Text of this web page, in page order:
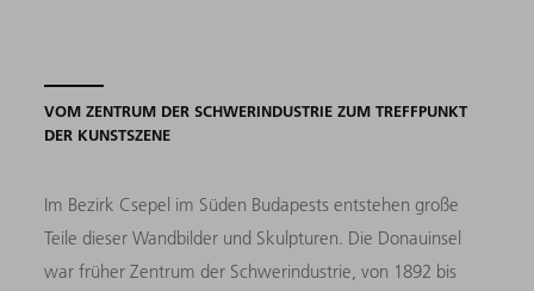
VOM ZENTRUM DER SCHWERINDUSTRIE ZUM TREFFPUNKT
DER KUNSTSZENE
Im Bezirk Csepel im Süden Budapests entstehen große
Teile dieser Wandbilder und Skulpturen. Die Donauinsel
war früher Zentrum der Schwerindustrie, von 1892 bis